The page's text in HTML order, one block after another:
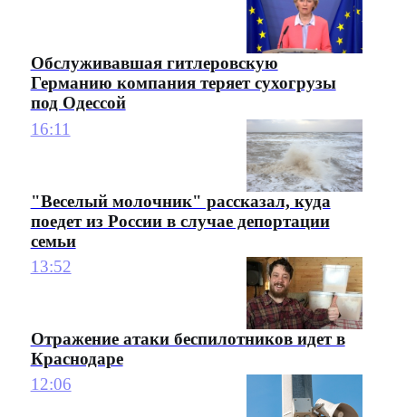
Обслуживавшая гитлеровскую
Германию компания теряет сухогрузы
под Одессой
16:11
"Веселый молочник" рассказал, куда
поедет из России в случае депортации
семьи
13:52
Отражение атаки беспилотников идет в
Краснодаре
12:06